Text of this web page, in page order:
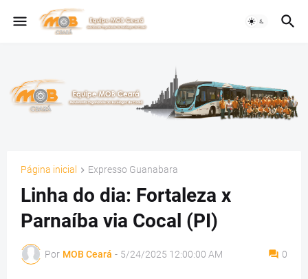
Página inicial Expresso Guanabara
Linha do dia: Fortaleza x
Parnaíba via Cocal (PI)
Por MOB Ceará - 5/24/2025 12:00:00 AM 0